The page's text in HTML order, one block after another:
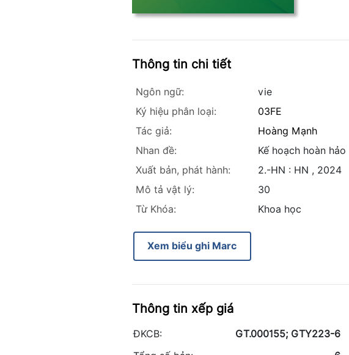
Thông tin chi tiết
Ngôn ngữ:
vie
Ký hiệu phân loại:
03FE
Tác giả:
Hoàng Mạnh
Nhan đề:
Kế hoạch hoàn hảo
Xuất bản, phát hành:
2.-HN : HN , 2024
Mô tả vật lý:
30
Từ Khóa:
Khoa học
Xem biểu ghi Marc
Thông tin xếp giá
ĐKCB:
GT.000155; GTY223-6